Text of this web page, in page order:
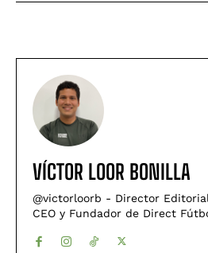
VÍCTOR LOOR BONILLA
@victorloorb - Director
CEO y Fundador de Direct